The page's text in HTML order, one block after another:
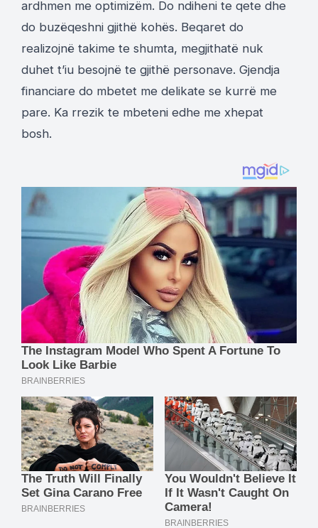
ardhmen me optimizëm. Do ndiheni te qete dhe
do buzëqeshni gjithë kohës. Beqaret do
realizojnë takime te shumta, megjithatë nuk
duhet t’iu besojnë te gjithë personave. Gjendja
financiare do mbetet me delikate se kurrë me
pare. Ka rrezik te mbeteni edhe me xhepat
bosh.